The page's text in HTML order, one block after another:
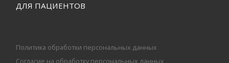
ДЛЯ ПАЦИЕНТОВ
Политика обработки персональных данных
Согласие на обработку персональных данных